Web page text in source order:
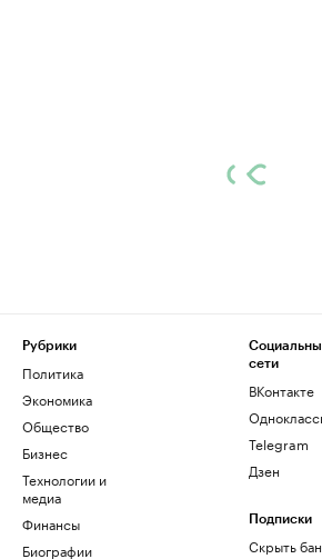
Рубрики
Политика
Экономика
Общество
Бизнес
Технологии и
медиа
Финансы
Биографии
сети
ВКонтакте
Telegram
Дзен
Подписки
Скрыть